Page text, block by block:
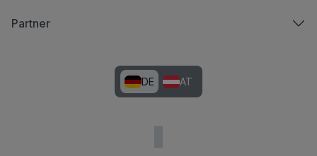
Partner
DE AT